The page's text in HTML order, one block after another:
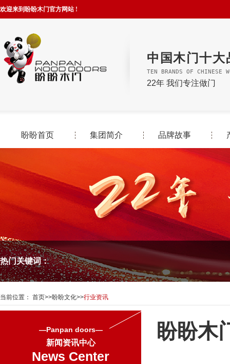
欢迎来到盼盼木门官方网站 !
中国木门十大
TEN BRANDS OF CHINESE
22年 我们专注做门
盼盼首页 集团简介 品牌故事
热门关键词：
当前位置： 首页>>盼盼文化>>行业资讯
—Panpan doors—
新闻资讯中心
News Center
盼盼木